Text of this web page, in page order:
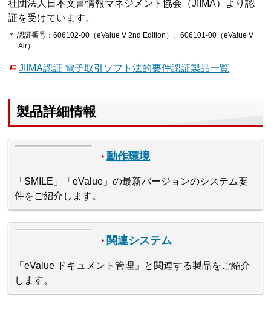
社団法人日本文書情報マネジメント協会（JIIMA）より認
証を受けています。
＊ 認証番号：606102-00（eValue V 2nd Edition）、606101-00（eValue V
Air）
JIIMA認証 電子取引ソフト法的要件認証製品一覧
製品詳細情報
動作環境
「SMILE」「eValue」の最新バージョンのシステム要
件をご紹介します。
関連システム
「eValue ドキュメント管理」と関連する製品をご紹介
します。